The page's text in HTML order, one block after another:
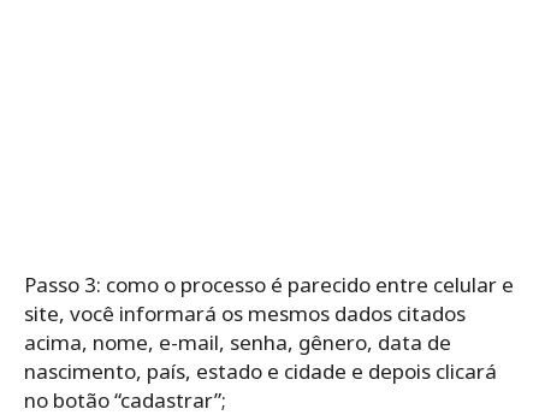
Passo 3: como o processo é parecido entre celular e
site, você informará os mesmos dados citados
acima, nome, e-mail, senha, gênero, data de
nascimento, país, estado e cidade e depois clicará
no botão “cadastrar”;